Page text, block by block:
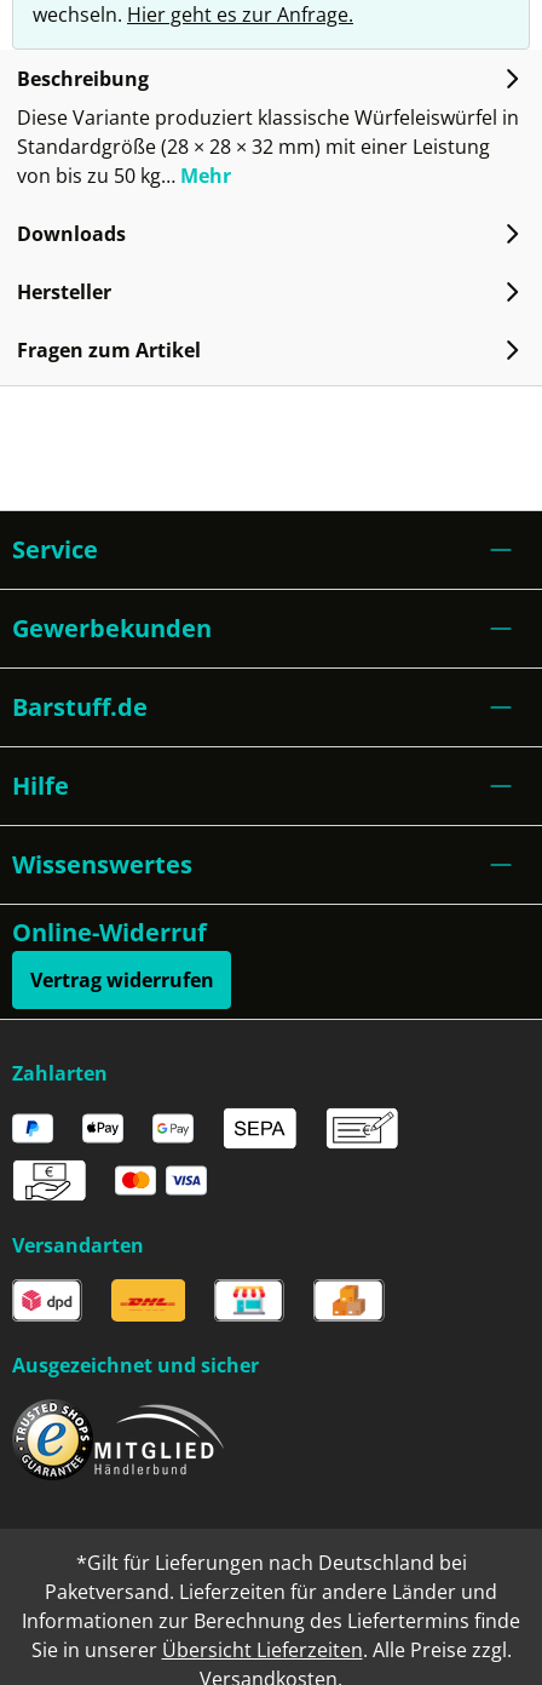
wechseln. Hier geht es zur Anfrage.
Beschreibung
Diese Variante produziert klassische Würfeleiswürfel in
Standardgröße (28 × 28 × 32 mm) mit einer Leistung
von bis zu 50 kg… Mehr
Downloads
Hersteller
Fragen zum Artikel
Service
Gewerbekunden
Barstuff.de
Hilfe
Wissenswertes
Online-Widerruf
Vertrag widerrufen
Zahlarten
Versandarten
Ausgezeichnet und sicher
*Gilt für Lieferungen nach Deutschland bei
Paketversand. Lieferzeiten für andere Länder und
Informationen zur Berechnung des Liefertermins finde
Sie in unserer Übersicht Lieferzeiten. Alle Preise zzgl.
Versandkosten.